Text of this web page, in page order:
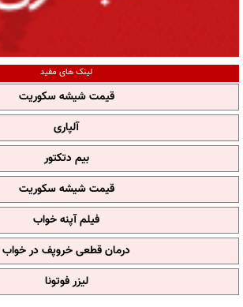
لینک های مفید
قیمت شیشه سکوریت
آلپاری
بیم دتکتور
قیمت شیشه سکوریت
فیلم آپنه خواب
درمان قطعی خروپف در خواب
لیزر فوتونا